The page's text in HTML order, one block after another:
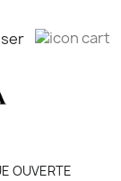
OUVERTE